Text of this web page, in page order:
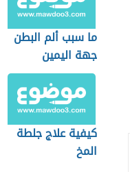
ما سبب ألم البطن
جهة اليمين
كيفية علاج جلطة
المخ